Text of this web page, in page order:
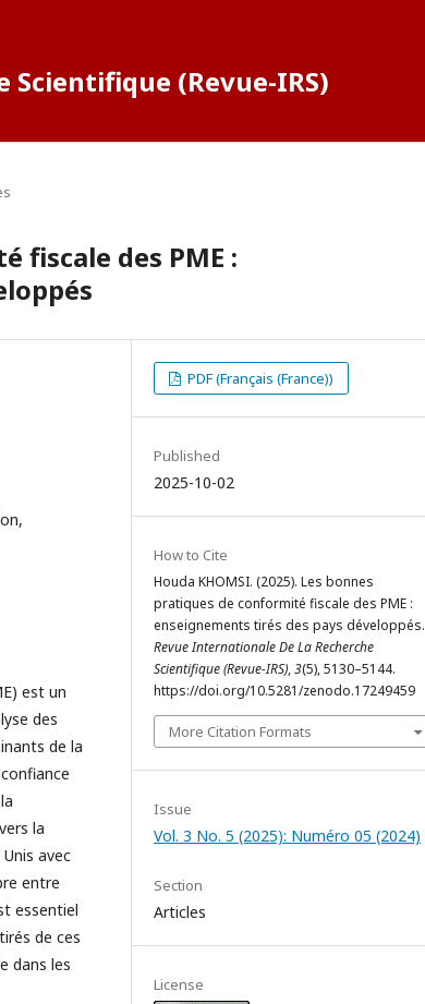
(Revue-IRS)
fiscale des PME :
est un
des
de la
la
avec
entre
essentiel
de ces
dans les
PDF (Français (France))
Published
2025-10-02
How to Cite
Houda KHOMSI. (2025). Les bonnes
pratiques de conformité fiscale des PME :
enseignements tirés des pays développés.
Revue Internationale De La Recherche
Scientifique (Revue-IRS),3(5), 5130–5144.
https://doi.org/10.5281/zenodo.17249459
More Citation Formats
Issue
Vol. 3 No. 5 (2025): Numéro 05 (2024)
Section
Articles
License